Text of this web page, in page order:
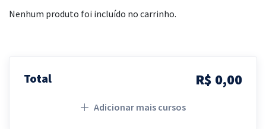
Nenhum produto foi incluído no carrinho.
Total R$ 0,00
Adicionar mais cursos